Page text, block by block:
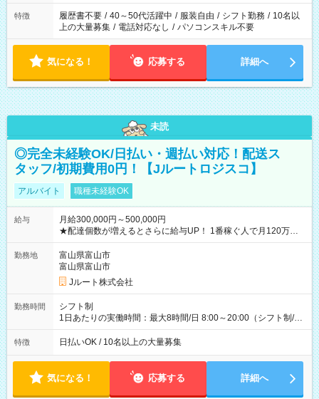
特徴 履歴書不要 / 40～50代活躍中 / 服装自由 / シフト勤務 / 10名以
上の大量募集 / 電話対応なし / パソコンスキル不要
気になる！ 応募する 詳細へ
未読
◎完全未経験OK/日払い・週払い対応！配送ス
タッフ/初期費用0円！【Jルートロジスコ】
アルバイト 職種未経験OK
給与
月給300,000円～500,000円
★配達個数が増えるとさらに給与UP！ 1番稼ぐ人で月120万ほ
ど！ ・主要都市エリア 月収55万円／週5日稼働 月収65万~112
万円／週6日稼働 ・地方郊外エリア 月収40万円／週5日稼働 月
収40万円~50万円／週6日稼働 ＜モデルイメージ＞ ■月収50万
円 (27歳男性/江東区在住)※元建築関係 1日150個配達×25日勤務
(日休み) ■月収80万円(43歳男性/墨田区在住)※元営業 1日200個
勤務地
富山県富山市
富山県富山市
Jルート株式会社
勤務時間
シフト制
1日あたりの実働時間：最大8時間/日 8:00～20:00（シフト制/実
働8時間） ※週5日勤務（場所次第では週4も有り） ※配達状況
によって時間外での勤務可能性有り ※案件により多少の前後あ
特徴 日払いOK / 10名以上の大量募集
気になる！ 応募する 詳細へ